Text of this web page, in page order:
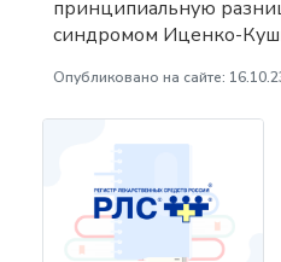
принципиальную
синдромом Иценко-
Опубликовано на сайте: